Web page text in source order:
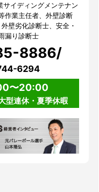
サイディングメンテナン
作業主任者、外壁診断
壁劣化診断士、安全・
漏り診断士
8886/
6294
〜20:00
型連休・夏季休暇